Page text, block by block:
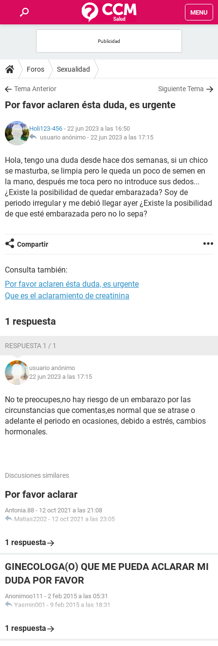
MENU
FOROS
SALUD
NUTRICIÓN
BIENESTAR
SEXUALIDAD
GLOSARIO
Foros Sexualidad
Tema Anterior Siguiente Tema
Por favor aclaren ésta duda, es urgente
Holi123-456 - 22 jun 2023 a las 16:50
usuario anónimo - 22 jun 2023 a las 17:15
Hola, tengo una duda desde hace dos semanas, si un chico
se masturba, se limpia pero le queda un poco de semen en
la mano, después me toca pero no introduce sus dedos...
¿Existe la posibilidad de quedar embarazada? Soy de
periodo irregular y me debió llegar ayer ¿Existe la posibilidad
de que esté embarazada pero no lo sepa?
Compartir
Consulta también:
Por favor aclaren ésta duda, es urgente
Que es el aclaramiento de creatinina
1 respuesta
RESPUESTA 1 / 1
usuario anónimo
22 jun 2023 a las 17:15
No te preocupes,no hay riesgo de un embarazo por las
circunstancias que comentas,es normal que se atrase o
adelante el periodo en ocasiones, debido a estrés, cambios
hormonales.
Discusiones similares
Por favor aclarar
Antonia.88 - 12 oct 2021 a las 21:08
Matias2202 - 12 oct 2021 a las 23:05
1 respuesta
GINECOLOGA(O) QUE ME PUEDA ACLARAR MI
DUDA POR FAVOR
Anonimoo111 - 2 feb 2015 a las 05:31
Yasmin001 - 9 feb 2015 a las 18:31
1 respuesta